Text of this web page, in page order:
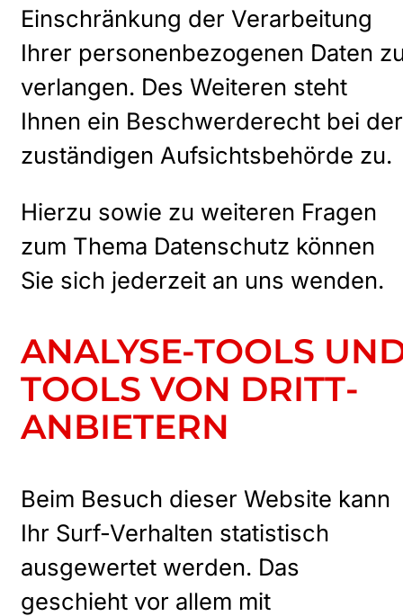
Einschränkung der Verarbeitung
Ihrer personenbezogenen Daten
verlangen. Des Weiteren steht
Ihnen ein Beschwerderecht bei der
zuständigen Aufsichtsbehörde zu.
Hierzu sowie zu weiteren Fragen
zum Thema Datenschutz können
Sie sich jederzeit an uns wenden.
ANALYSE-TOOLS
TOOLS VON DRITT­
ANBIETERN
Beim Besuch dieser Website kann
Ihr Surf-Verhalten statistisch
ausgewertet werden. Das
geschieht vor allem mit